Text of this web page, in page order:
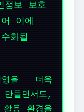
정보 보호
이에
화될
영을 더욱
면서도,
활용 환경을